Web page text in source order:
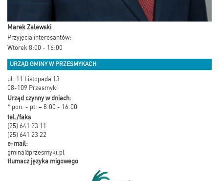
Marek Zalewski
Przyjęcia interesantów:
Wtorek 8:00 - 16:00
URZĄD GMINY W PRZESMYKACH
ul. 11 Listopada 13
08-109 Przesmyki
Urząd czynny w dniach:
* pon. - pt. – 8:00 - 16:00
tel./faks
(25) 641 23 11
(25) 641 23 22
e-mail:
gmina@przesmyki.pl
tłumacz języka migowego